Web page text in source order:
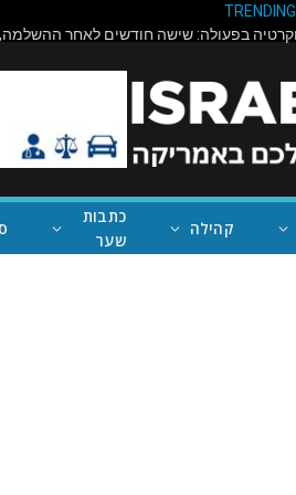
TRENDING
קהילה
כתבות
שער